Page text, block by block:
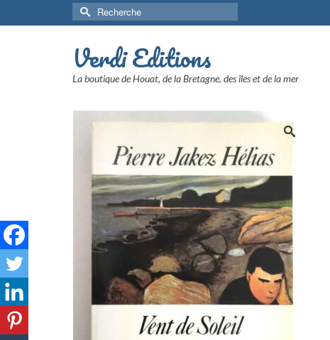
Rechercher :
Verdi Editions
La boutique de Houat, de la Bretagne, des îles et de la mer